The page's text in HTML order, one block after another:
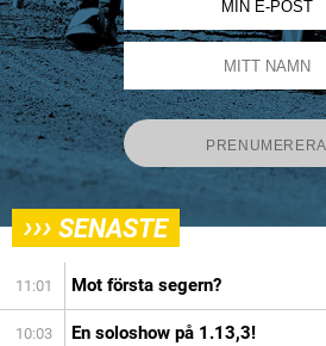
››› SENASTE
11:01 Mot första segern?
10:03 En soloshow på 1.13,3!